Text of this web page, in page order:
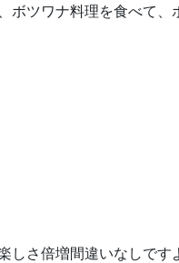
ボツワナ料理を食べて、
しさ倍増間違いなしです